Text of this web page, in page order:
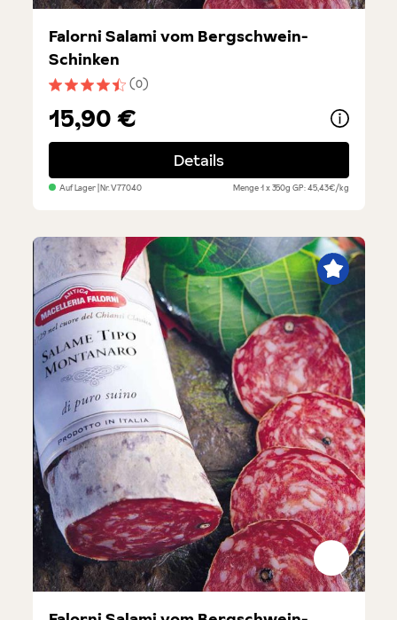
Durchschnittliche Bewertung von 4.5 von 5 Sternen
(0)
Falorni Salami vom Bergschwein-
Schinken
15,90 €
Details
Auf Lager| Nr.V77040 Menge1 x 350gGP: 45,43€/kg